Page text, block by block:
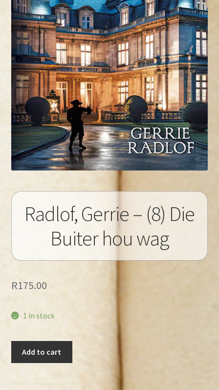
Radlof, Gerrie – (8) Die
Buiter hou wag
R175.00
1 in stock
Add to cart